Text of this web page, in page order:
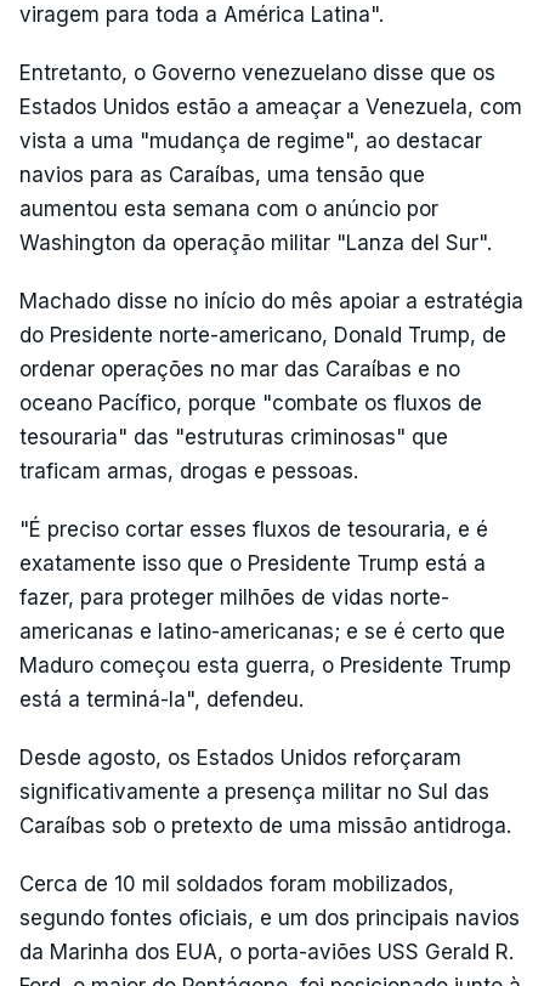
viragem para toda a América Latina".
Entretanto, o Governo venezuelano disse que os
Estados Unidos estão a ameaçar a Venezuela, com
vista a uma "mudança de regime", ao destacar
navios para as Caraíbas, uma tensão que
aumentou esta semana com o anúncio por
Washington da operação militar "Lanza del Sur".
Machado disse no início do mês apoiar a estratégia
do Presidente norte-americano, Donald Trump, de
ordenar operações no mar das Caraíbas e no
oceano Pacífico, porque "combate os fluxos de
tesouraria" das "estruturas criminosas" que
traficam armas, drogas e pessoas.
"É preciso cortar esses fluxos de tesouraria, e é
exatamente isso que o Presidente Trump está a
fazer, para proteger milhões de vidas norte-
americanas e latino-americanas; e se é certo que
Maduro começou esta guerra, o Presidente Trump
está a terminá-la", defendeu.
Desde agosto, os Estados Unidos reforçaram
significativamente a presença militar no Sul das
Caraíbas sob o pretexto de uma missão antidroga.
Cerca de 10 mil soldados foram mobilizados,
segundo fontes oficiais, e um dos principais navios
da Marinha dos EUA, o porta-aviões USS Gerald R.